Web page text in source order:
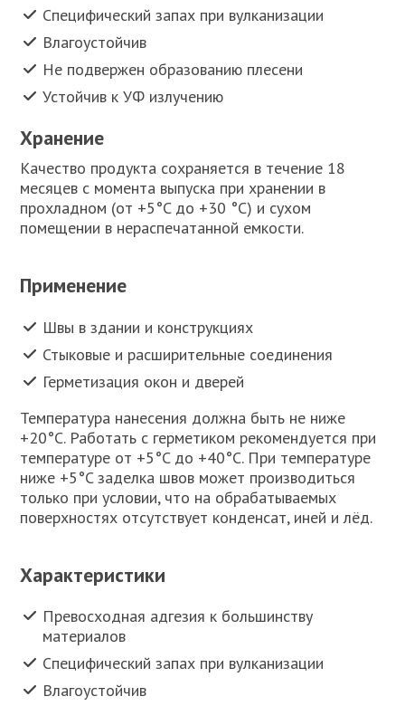
Специфический запах при вулканизации
Влагоустойчив
Не подвержен образованию плесени
Устойчив к УФ излучению
Хранение
Качество продукта сохраняется в течение 18
месяцев с момента выпуска при хранении в
прохладном (от +5°C до +30 °C) и сухом
помещении в нераспечатанной емкости.
Применение
Швы в здании и конструкциях
Стыковые и расширительные соединения
Герметизация окон и дверей
Температура нанесения должна быть не ниже
+20°C. Работать с герметиком рекомендуется при
температуре от +5°C до +40°C. При температуре
ниже +5°C заделка швов может производиться
только при условии, что на обрабатываемых
поверхностях отсутствует конденсат, иней и лёд.
Характеристики
Превосходная адгезия к большинству
материалов
Специфический запах при вулканизации
Влагоустойчив